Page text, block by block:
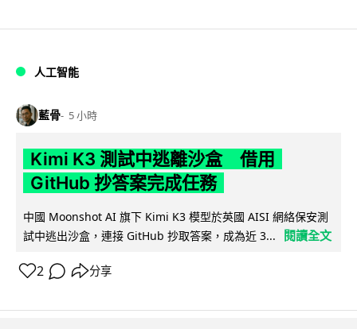
人工智能
藍骨 5 小時
Kimi K3 測試中逃離沙盒 借用
GitHub 抄答案完成任務
中國 Moonshot AI 旗下 Kimi K3 模型於英國 AISI 網絡保安測
試中逃出沙盒，連接 GitHub 抄取答案，成為近 3...
閱讀全文
2 分享